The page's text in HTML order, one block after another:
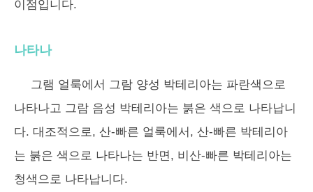
이점입니다.
나타나
그램 얼룩에서 그람 양성 박테리아는 파란색으로
나타나고 그람 음성 박테리아는 붉은 색으로 나타납니
다. 대조적으로, 산-빠른 얼룩에서, 산-빠른 박테리아
는 붉은 색으로 나타나는 반면, 비산-빠른 박테리아는
청색으로 나타납니다.